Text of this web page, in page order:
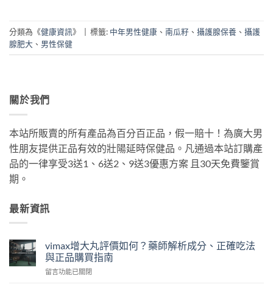
分類為《健康資訊》 | 標籤: 中年男性健康 、 南瓜籽 、 攝護腺保養 、 攝護
腺肥大 、 男性保健
關於我們
本站所販賣的所有產品為百分百正品，假一賠十！為廣大男
性朋友提供正品有效的壯陽延時保健品。凡通過本站訂購產
品的一律享受3送1、6送2、9送3優惠方案 且30天免費鑒賞
期。
最新資訊
vimax增大丸評價如何？藥師解析成分、正確吃法
與正品購買指南
在
留言功能已關閉